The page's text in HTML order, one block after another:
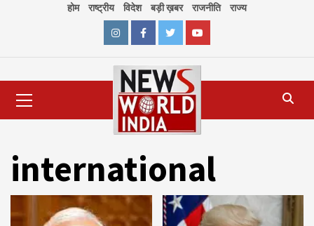
होम राष्ट्रीय विदेश बड़ी ख़बर राजनीति राज्य
InstagramFacebookTwitterYoutube
Menu
international